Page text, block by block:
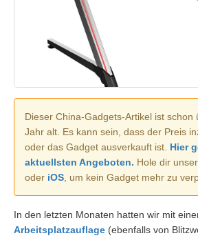
Dieser China-Gadgets-Artikel ist schon
Jahr alt. Es kann sein, dass der Preis
oder das Gadget ausverkauft ist. Hier
aktuellsten Angeboten. Hole dir
oder iOS , um kein Gadget mehr zu
In den letzten Monaten hatten wir mit
Arbeitsplatzauflage (ebenfalls von